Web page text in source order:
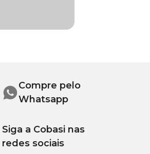
Compre pelo
Whatsapp
Siga a Cobasi nas
redes sociais